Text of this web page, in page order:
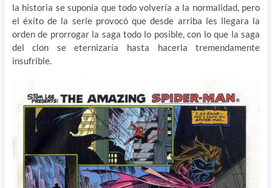
la historia se suponía que todo volvería a la normalidad, pero
el éxito de la serie provocó que desde arriba les llegara la
orden de prorrogar la saga todo lo posible, con lo que la saga
del clon se eternizaría hasta hacerla tremendamente
insufrible.